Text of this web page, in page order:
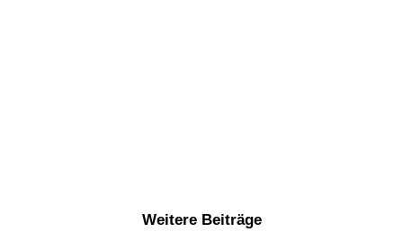
Weitere Beiträge